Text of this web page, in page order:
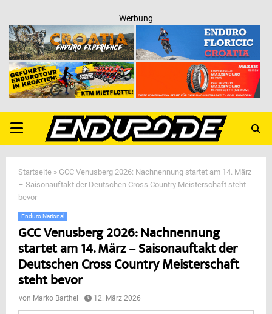
Werbung
PRIMARY
MENU
Startseite » GCC Venusberg 2026: Nachnennung startet am 14. März
– Saisonauftakt der Deutschen Cross Country Meisterschaft steht
bevor
Enduro National
GCC Venusberg 2026: Nachnennung
startet am 14. März – Saisonauftakt der
Deutschen Cross Country Meisterschaft
steht bevor
von Marko Barthel 12. März 2026